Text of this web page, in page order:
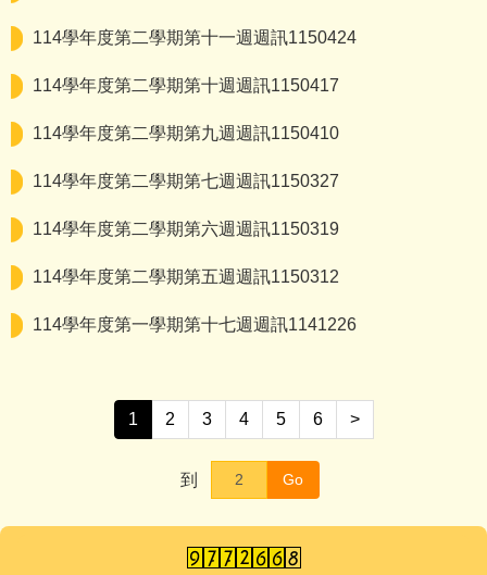
114學年度第二學期第十一週週訊1150424
114學年度第二學期第十週週訊1150417
114學年度第二學期第九週週訊1150410
114學年度第二學期第七週週訊1150327
114學年度第二學期第六週週訊1150319
114學年度第二學期第五週週訊1150312
114學年度第一學期第十七週週訊1141226
1 2 3 4 5 6 >
到 Go